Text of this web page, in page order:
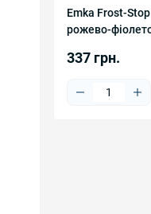
Emka Frost-
рожево-
337 грн.